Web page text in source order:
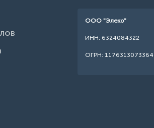
ООО "Элеко"
ИНН: 6324084322
ОГРН: 1176313073364